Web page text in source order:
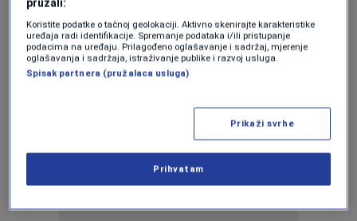
uklanjanje i sankcije
VIJESTI|18. apr.| 0
pružali:
Koristite podatke o tačnoj geolokaciji. Aktivno skenirajte karakteristike
uređaja radi identifikacije. Spremanje podataka i/ili pristupanje
podacima na uređaju. Prilagođeno oglašavanje i sadržaj, mjerenje
oglašavanja i sadržaja, istraživanje publike i razvoj usluga.
Spisak partnera (pružalaca usluga)
Prikaži svrhe
Prihvatam